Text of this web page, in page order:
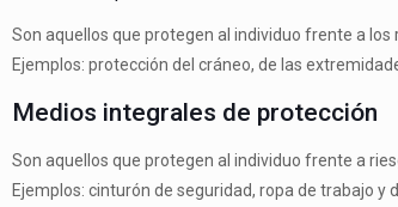
Son aquellos que protegen al individuo frente a
Ejemplos: protección del cráneo, de las
Medios integrales de protección
Son aquellos que protegen al individuo frente a
Ejemplos: cinturón de seguridad, ropa de trabajo y